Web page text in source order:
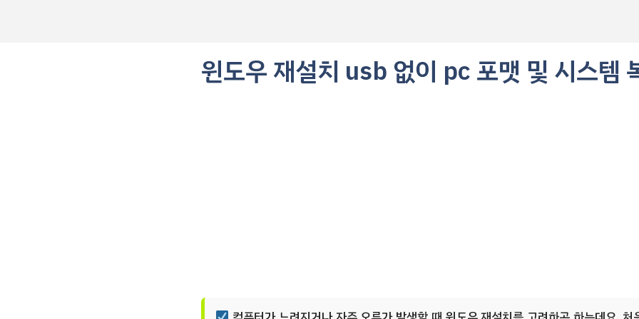
윈도우 재설치 usb 없이 pc 포맷 및 시스템